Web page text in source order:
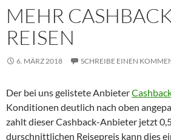
MEHR
REISEN
6. MÄRZ 2018 SCHREIBE EINEN
Der bei uns gelistete Anbieter
Konditionen deutlich nach oben
zahlt dieser Cashback-Anbieter jetzt
durschnittlichen Reisepreis kann dies